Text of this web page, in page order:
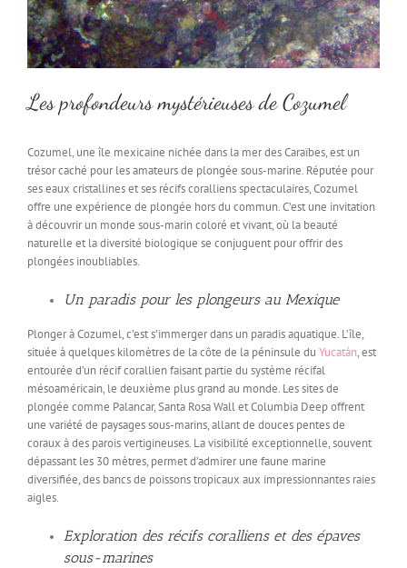
Les profondeurs mystérieuses de Cozumel
Cozumel, une île mexicaine nichée dans la mer des Caraïbes, est un
trésor caché pour les amateurs de plongée sous-marine. Réputée pour
ses eaux cristallines et ses récifs coralliens spectaculaires, Cozumel
offre une expérience de plongée hors du commun. C’est une invitation
à découvrir un monde sous-marin coloré et vivant, où la beauté
naturelle et la diversité biologique se conjuguent pour offrir des
plongées inoubliables.
Un paradis pour les plongeurs au Mexique
Plonger à Cozumel, c’est s’immerger dans un paradis aquatique. L’île,
située à quelques kilomètres de la côte de la péninsule du Yucatán, est
entourée d’un récif corallien faisant partie du système récifal
mésoaméricain, le deuxième plus grand au monde. Les sites de
plongée comme Palancar, Santa Rosa Wall et Columbia Deep offrent
une variété de paysages sous-marins, allant de douces pentes de
coraux à des parois vertigineuses. La visibilité exceptionnelle, souvent
dépassant les 30 mètres, permet d’admirer une faune marine
diversifiée, des bancs de poissons tropicaux aux impressionnantes raies
aigles.
Exploration des récifs coralliens et des épaves
sous-marines